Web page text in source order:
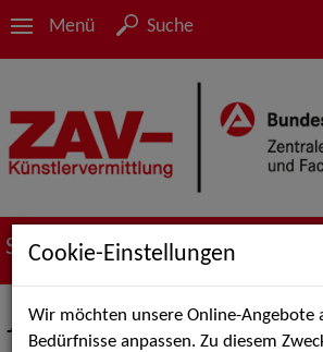
Menü Suche
Suche nach Künstler*innen
Julius Forster
Cookie-Einstellungen
Wir möchten unsere Online-Angebote
Bedürfnisse anpassen. Zu diesem